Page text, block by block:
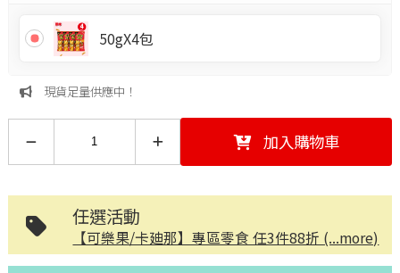
50gX4包
現貨足量供應中！
加入購物車
任選活動
【可樂果/卡廸那】專區零食 任3件88折 (...more)